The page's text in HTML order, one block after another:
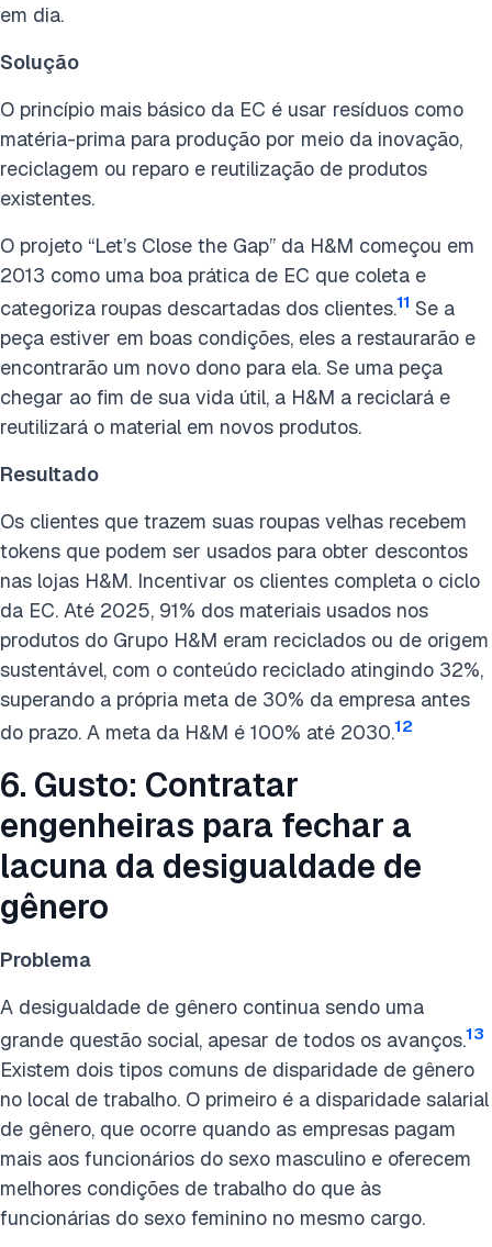
em dia.
Solução
O princípio mais básico da EC é usar resíduos como
matéria-prima para produção por meio da inovação,
reciclagem ou reparo e reutilização de produtos
existentes.
O projeto “Let’s Close the Gap” da H&M começou em
2013 como uma boa prática de EC que coleta e
categoriza roupas descartadas dos clientes.11 Se a
peça estiver em boas condições, eles a restaurarão e
encontrarão um novo dono para ela. Se uma peça
chegar ao fim de sua vida útil, a H&M a reciclará e
reutilizará o material em novos produtos.
Resultado
Os clientes que trazem suas roupas velhas recebem
tokens que podem ser usados para obter descontos
nas lojas H&M. Incentivar os clientes completa o ciclo
da EC. Até 2025, 91% dos materiais usados nos
produtos do Grupo H&M eram reciclados ou de origem
sustentável, com o conteúdo reciclado atingindo 32%,
superando a própria meta de 30% da empresa antes
do prazo. A meta da H&M é 100% até 2030.12
6. Gusto: Contratar
engenheiras para fechar a
lacuna da desigualdade de
gênero
Problema
A desigualdade de gênero continua sendo uma
grande questão social, apesar de todos os avanços.13
Existem dois tipos comuns de disparidade de gênero
no local de trabalho. O primeiro é a disparidade salarial
de gênero, que ocorre quando as empresas pagam
mais aos funcionários do sexo masculino e oferecem
melhores condições de trabalho do que às
funcionárias do sexo feminino no mesmo cargo.